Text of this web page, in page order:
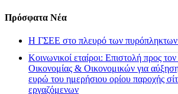
Πρόσφατα Νέα
H ΓΣΕΕ στο πλευρό των
Κοινωνικοί εταίροι: Επιστολή προς
Οικονομίας & Οικονομικών για
ευρώ του ημερήσιου ορίου παροχής
εργαζόμενων